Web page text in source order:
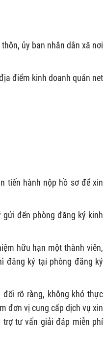
ủy ban nhân dân xã nơi
điểm kinh doanh quán net
tiến hành nộp hồ sơ để xin
đến phòng đăng ký kinh
hữu hạn một thành viên,
đăng ký tại phòng đăng ký
rõ ràng, không khó thực
đơn vị cung cấp dịch vụ xin
tư vấn giải đáp miễn phí